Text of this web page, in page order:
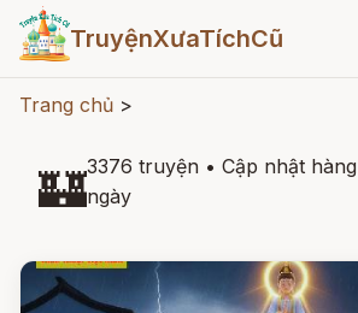
TruyệnXưaTíchCũ
Trang chủ >
🏰3376 truyện • Cập nhật hàng
ngày